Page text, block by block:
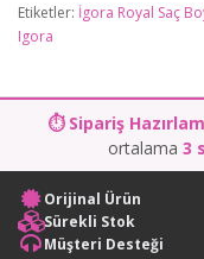
Etiketler: İgora Royal Saç
Igora
⏱ Sipariş
ortalama 3
Orijinal Ürün
Sürekli Stok
Müşteri Desteği